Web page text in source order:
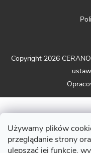
Używamy plików
przeglądanie strony
ulepszać jej funkcje,
Copyright 2026 CERANO